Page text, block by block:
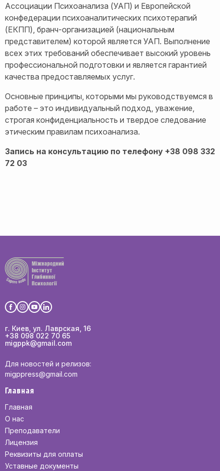
Ассоциации Психоанализа (УАП) и Европейской
конфедерации психоаналитических психотерапий
(ЕКПП), бранч-организацией (национальным
представителем) которой является УАП. Выполнение
всех этих требований обеспечивает высокий уровень
профессиональной подготовки и является гарантией
качества предоставляемых услуг.
Основные принципы, которыми мы руководствуемся в
работе – это индивидуальный подход, уважение,
строгая конфиденциальность и твердое следование
этическим правилам психоанализа.
Запись на консультацию по телефону +38 098 332
72 03
г. Киев, ул. Лаврская, 16
+38 098 022 70 65
migppk@gmail.com
Для новостей и релизов:
migppress@gmail.com
Главная
Главная
О нас
Преподаватели
Лицензия
Реквизиты для оплаты
Уставные документы